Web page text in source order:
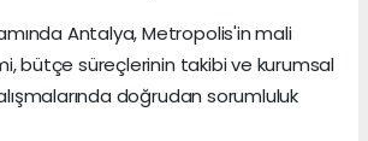
Antalya, Metropolis'in mali
bütçe süreçlerinin takibi ve kurumsal
doğrudan sorumluluk